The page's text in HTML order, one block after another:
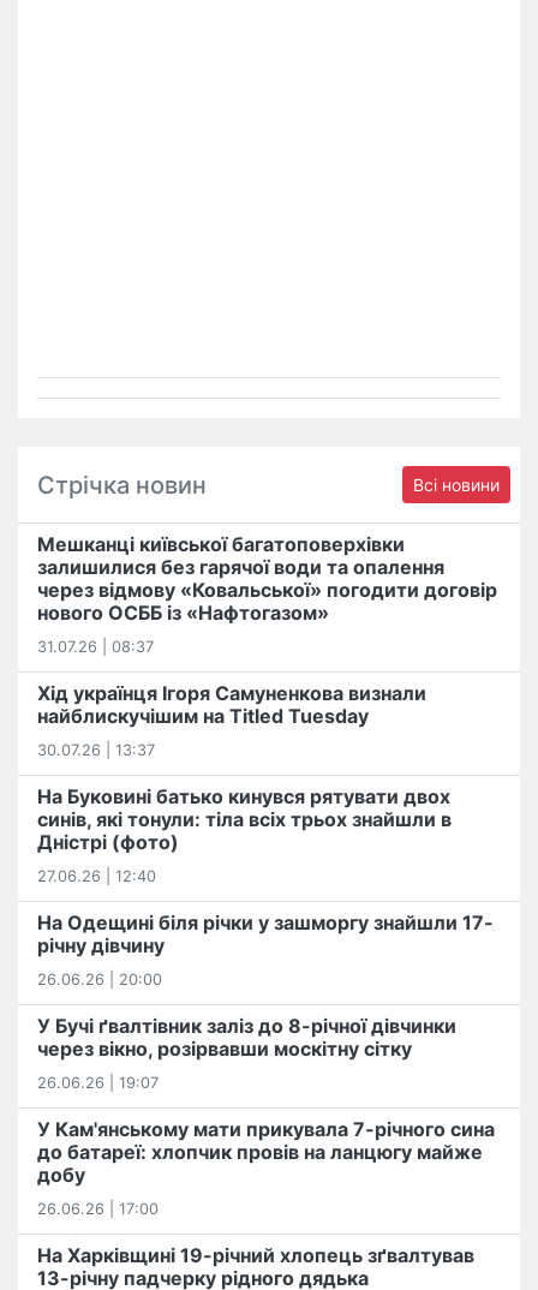
Стрічка новин Всі новини
Мешканці київської багатоповерхівки
залишилися без гарячої води та опалення
через відмову «Ковальської» погодити договір
нового ОСББ із «Нафтогазом»
31.07.26 | 08:37
Хід українця Ігоря Самуненкова визнали
найблискучішим на Titled Tuesday
30.07.26 | 13:37
На Буковині батько кинувся рятувати двох
синів, які тонули: тіла всіх трьох знайшли в
Дністрі (фото)
27.06.26 | 12:40
На Одещині біля річки у зашморгу знайшли 17-
річну дівчину
26.06.26 | 20:00
У Бучі ґвалтівник заліз до 8-річної дівчинки
через вікно, розірвавши москітну сітку
26.06.26 | 19:07
У Кам'янському мати прикувала 7-річного сина
до батареї: хлопчик провів на ланцюгу майже
добу
26.06.26 | 17:00
На Харківщині 19-річний хлопець​ ️зґвалтував
13-річну падчерку рідного дядька